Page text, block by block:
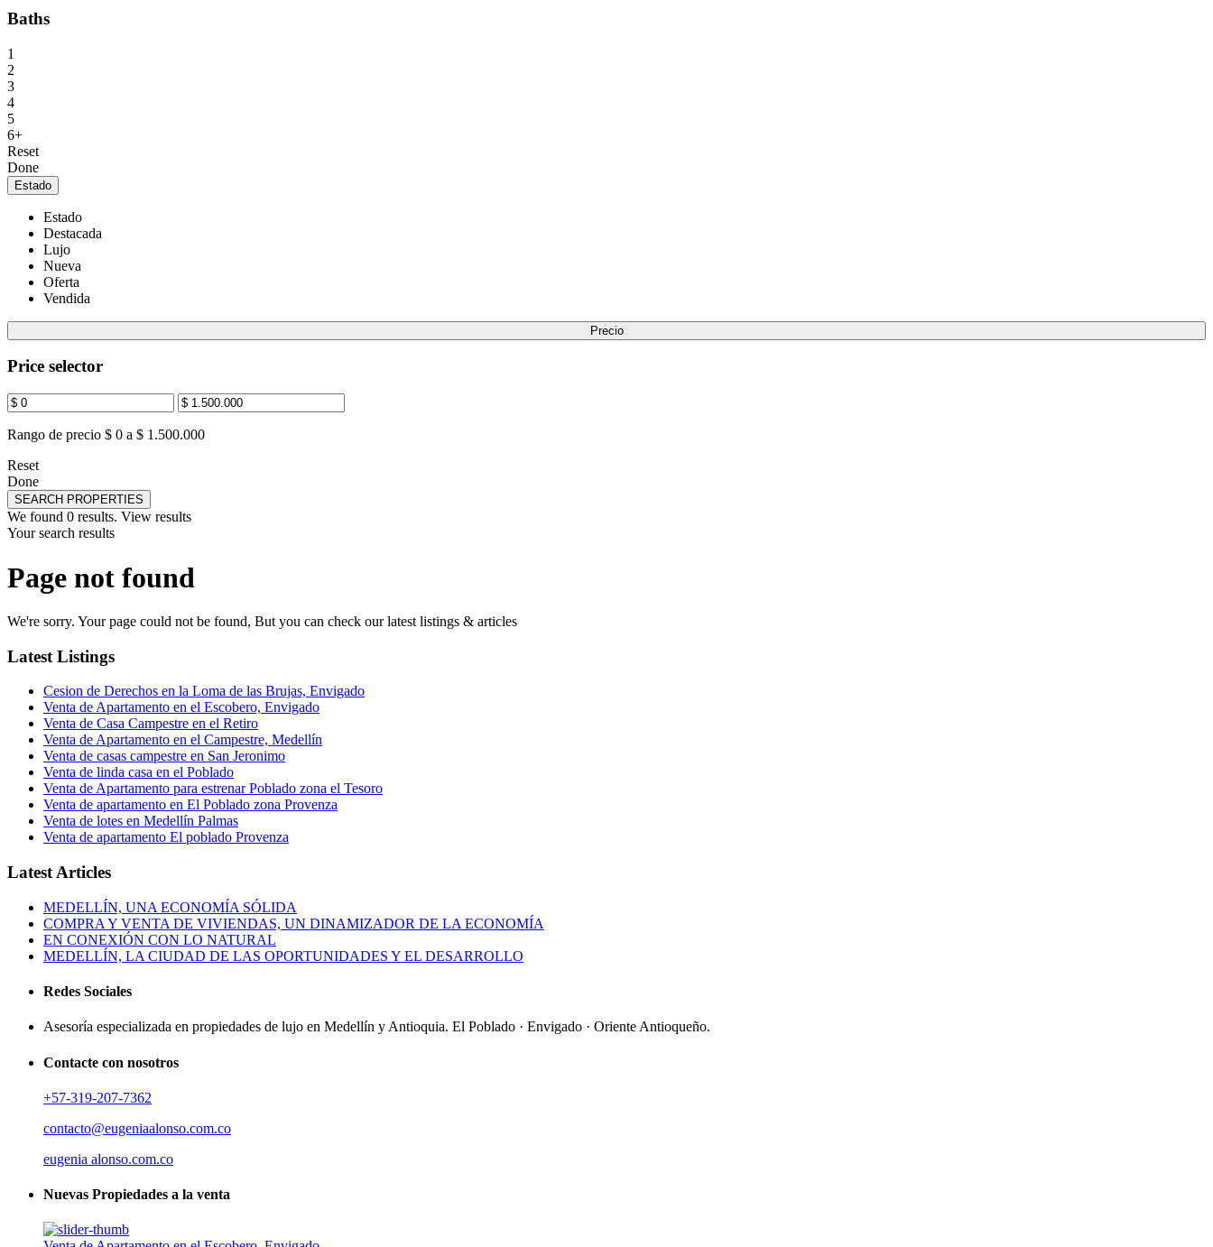
Baths
1
2
3
4
5
6+
Reset
Done
Estado
Estado
Destacada
Lujo
Nueva
Oferta
Vendida
Precio
Price selector
Rango de precio $ 0 a $ 1.500.000
Reset
Done
SEARCH PROPERTIES
We found 0 results. View results
Your search results
Page not found
We're sorry. Your page could not be found, But you can check our latest listings & articles
Latest Listings
Cesion de Derechos en la Loma de las Brujas, Envigado
Venta de Apartamento en el Escobero, Envigado
Venta de Casa Campestre en el Retiro
Venta de Apartamento en el Campestre, Medellín
Venta de casas campestre en San Jeronimo
Venta de linda casa en el Poblado
Venta de Apartamento para estrenar Poblado zona el Tesoro
Venta de apartamento en El Poblado zona Provenza
Venta de lotes en Medellín Palmas
Venta de apartamento El poblado Provenza
Latest Articles
MEDELLÍN, UNA ECONOMÍA SÓLIDA
COMPRA Y VENTA DE VIVIENDAS, UN DINAMIZADOR DE LA ECONOMÍA
EN CONEXIÓN CON LO NATURAL
MEDELLÍN, LA CIUDAD DE LAS OPORTUNIDADES Y EL DESARROLLO
Redes Sociales
Asesoría especializada en propiedades de lujo en Medellín y Antioquia. El Poblado · Envigado · Oriente Antioqueño.
Contacte con nosotros
+57-319-207-7362
contacto@eugeniaalonso.com.co
eugenia alonso.com.co
Nuevas Propiedades a la venta